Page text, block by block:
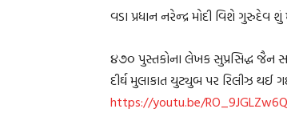
વડા પ્રધાન નરેન્દ્ર મોદી વિશે ગુરુદેવ
૪૭૦ પુસ્તકોના લેખક સુપ્રસિદ્ધ જૈન
દીર્ઘ મુલાકાત યુટ્યુબ પર રિલીઝ થઈ
https://youtu.be/RO_9JGLZw6Q